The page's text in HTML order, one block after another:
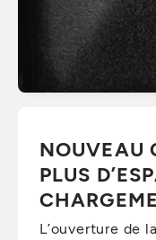
NOUVEAU
PLUS
L’ouverture de